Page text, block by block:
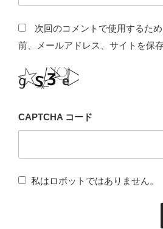
次回のコメントで使用するた
前、メールアドレス、サイトを保存
CAPTCHA コード
私はロボットではありません。